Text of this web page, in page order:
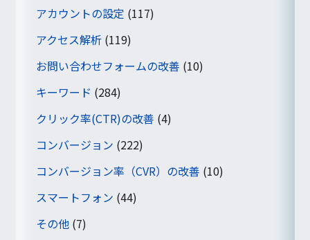
アカウントの設定 (117)
アクセス解析 (119)
お問い合わせフォームの改善 (10)
キーワード (284)
クリック率(CTR)の改善 (4)
コンバージョン (222)
コンバージョン率（CVR）の改善 (10)
スマートフォン (44)
その他 (7)